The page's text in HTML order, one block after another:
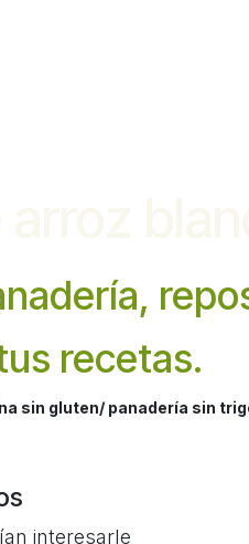
recetas.
sin gluten/ panadería sin
interesarle